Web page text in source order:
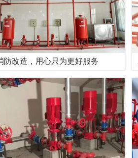
防改造，用心只为更好服务